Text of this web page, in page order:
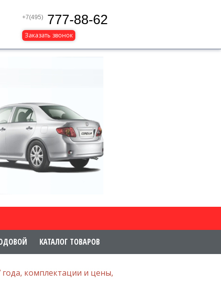
+7(495) 777-88-62
Заказать звонок
КАТАЛОГ ТОВАРОВ
комплектации и цены,